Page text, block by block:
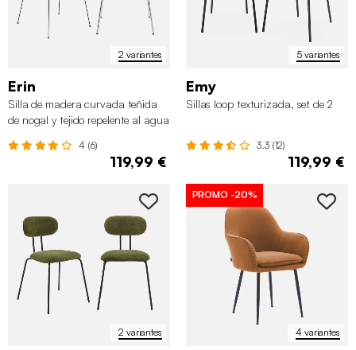
2 variantes
Erin
Silla de madera curvada teñida
de nogal y tejido repelente al agua
4 (6)
119,99 €
5 variantes
Emy
Sillas loop texturizada, set de 2
3.3 (12)
119,99 €
2 variantes 4 variantes
PROMO -20%